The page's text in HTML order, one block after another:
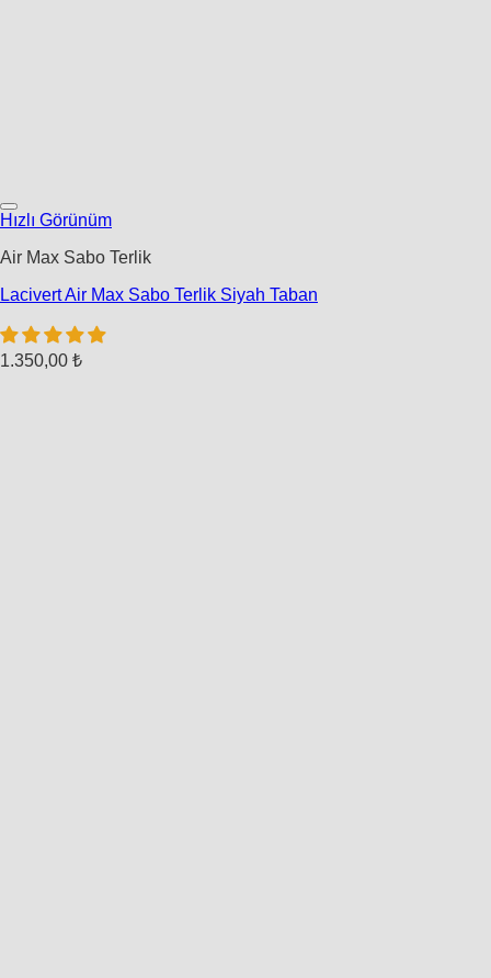
Hızlı Görünüm
Air Max Sabo Terlik
Lacivert Air Max Sabo Terlik Siyah Taban
1.350,00 ₺